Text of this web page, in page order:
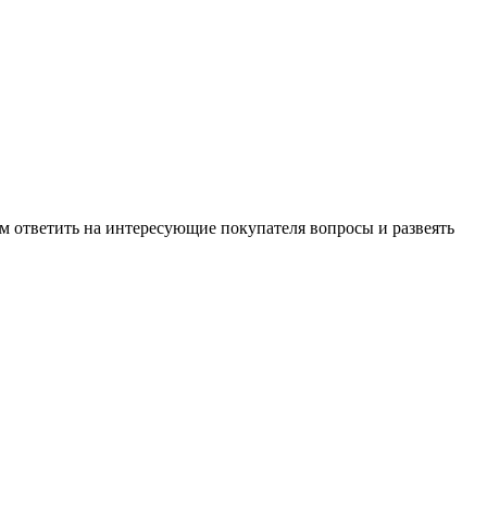
на интересующие покупателя вопросы и развеять